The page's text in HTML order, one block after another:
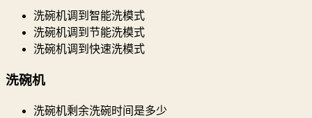
洗碗机调到智能洗模式
洗碗机调到节能洗模式
洗碗机调到快速洗模式
洗碗机
洗碗机剩余洗碗时间是多少